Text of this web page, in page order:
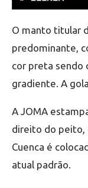
O manto titular
predominante,
cor preta sendo
gradiente. A
A JOMA
direito do peito,
Cuenca é
atual padrão.